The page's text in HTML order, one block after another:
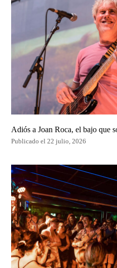
Adiós a Joan Roca, el bajo que
Publicado el 22 julio, 2026